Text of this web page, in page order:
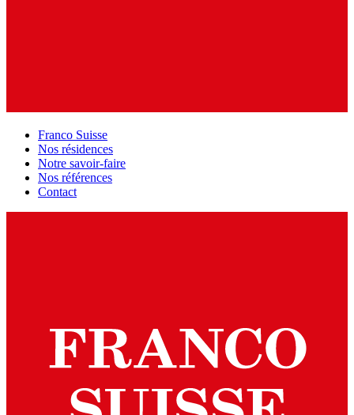
Franco Suisse
Nos résidences
Notre savoir-faire
Nos références
Contact